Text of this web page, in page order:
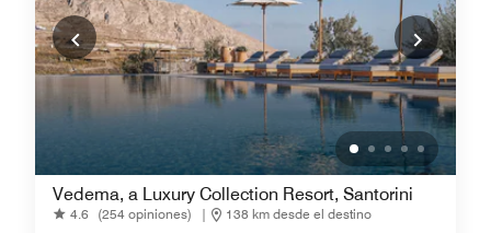
Vedema, a Luxury Collection Resort, Santorini
4.6 (254 opiniones) |
138 km desde el destino